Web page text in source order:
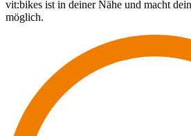
vit:bikes ist in deiner Nähe und macht
möglich.